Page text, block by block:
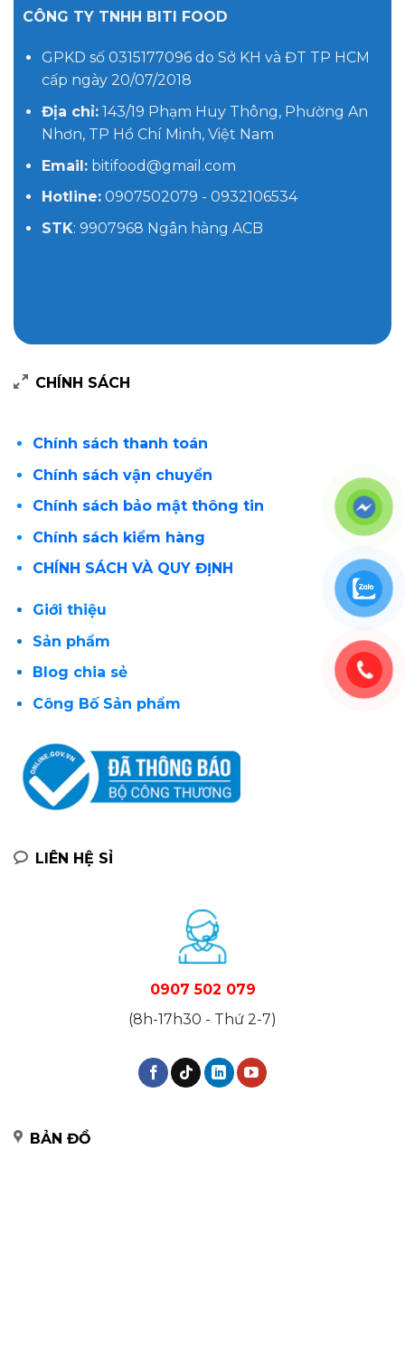
CÔNG TY TNHH BITI FOOD
GPKD số 0315177096 do Sở KH và ĐT TP HCM
cấp ngày 20/07/2018
Địa chỉ:143/19 Phạm Huy Thông, Phường An
Nhơn, TP Hồ Chí Minh, Việt Nam
Email:bitifood@gmail.com
Hotline:0907502079 - 0932106534
STK: 9907968 Ngân hàng ACB
CHÍNH SÁCH
Chính sách thanh toán
Chính sách vận chuyển
Chính sách bảo mật thông tin
Chính sách kiểm hàng
CHÍNH SÁCH VÀ QUY ĐỊNH
Giới thiệu
Sản phẩm
Blog chia sẻ
Công Bố Sản phẩm
LIÊN HỆ SỈ
0907 502 079
(8h-17h30 - Thứ 2-7)
BẢN ĐỒ